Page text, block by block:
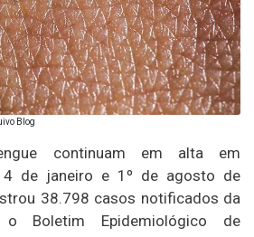
Blog
continuam em alta em
4 de janeiro e 1º de agosto de
38.798 casos notificados da
o Boletim Epidemiológico de